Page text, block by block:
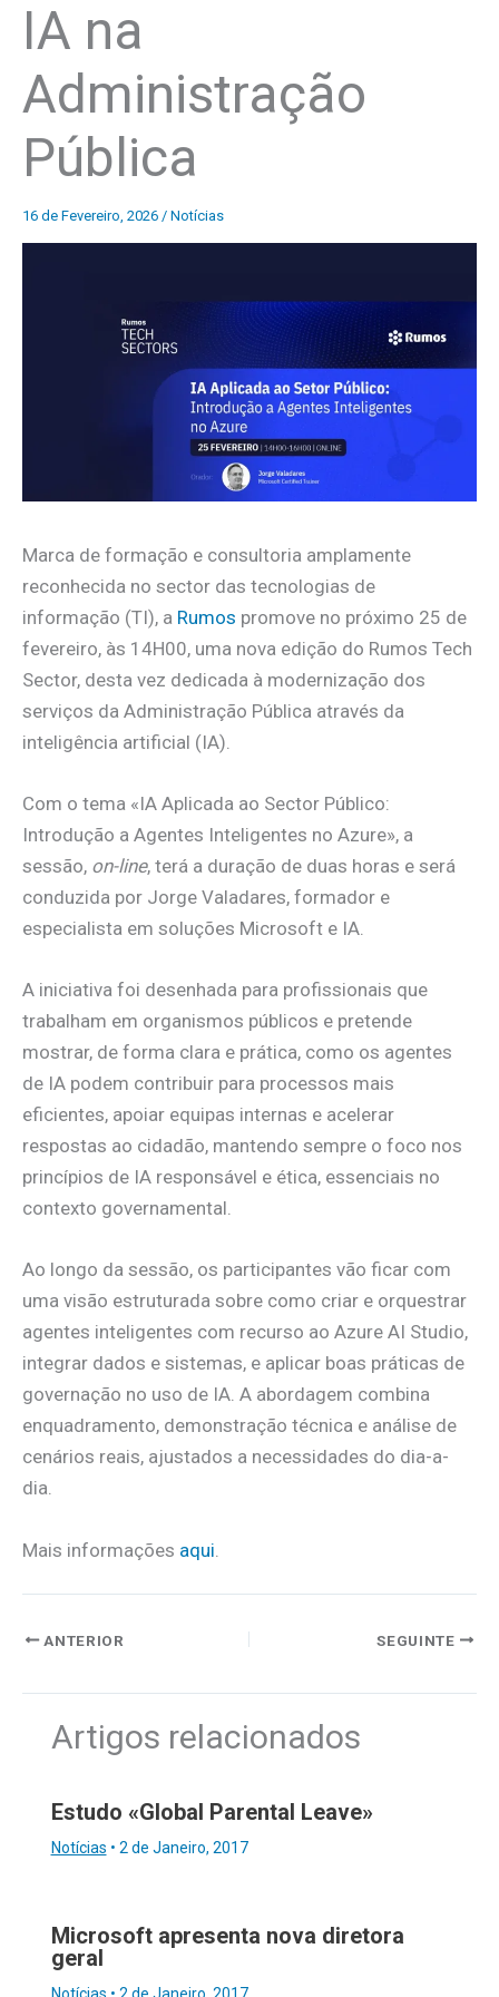
IA na
Administração
Pública
16 de Fevereiro, 2026 / Notícias
Marca de formação e consultoria amplamente
reconhecida no sector das tecnologias de
informação (TI), a Rumos promove no próximo 25 de
fevereiro, às 14H00, uma nova edição do Rumos Tech
Sector, desta vez dedicada à modernização dos
serviços da Administração Pública através da
inteligência artificial (IA).
Com o tema «IA Aplicada ao Sector Público:
Introdução a Agentes Inteligentes no Azure», a
sessão, on-line, terá a duração de duas horas e será
conduzida por Jorge Valadares, formador e
especialista em soluções Microsoft e IA.
A iniciativa foi desenhada para profissionais que
trabalham em organismos públicos e pretende
mostrar, de forma clara e prática, como os agentes
de IA podem contribuir para processos mais
eficientes, apoiar equipas internas e acelerar
respostas ao cidadão, mantendo sempre o foco nos
princípios de IA responsável e ética, essenciais no
contexto governamental.
Ao longo da sessão, os participantes vão ficar com
uma visão estruturada sobre como criar e orquestrar
agentes inteligentes com recurso ao Azure AI Studio,
integrar dados e sistemas, e aplicar boas práticas de
governação no uso de IA. A abordagem combina
enquadramento, demonstração técnica e análise de
cenários reais, ajustados a necessidades do dia-a-
dia.
Mais informações aqui
ANTERIOR SEGUINTE
Artigos relacionados
Estudo «Global Parental Leave»
Notícias • 2 de Janeiro, 2017
Microsoft apresenta nova diretora
geral
Notícias • 2 de Janeiro, 2017